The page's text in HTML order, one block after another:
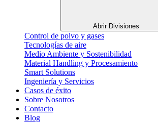
Abrir Divisiones
Control de polvo y gases
Tecnologías de aire
Medio Ambiente y Sostenibilidad
Material Handling y Procesamiento
Smart Solutions
Ingeniería y Servicios
Casos de éxito
Sobre Nosotros
Contacto
Blog